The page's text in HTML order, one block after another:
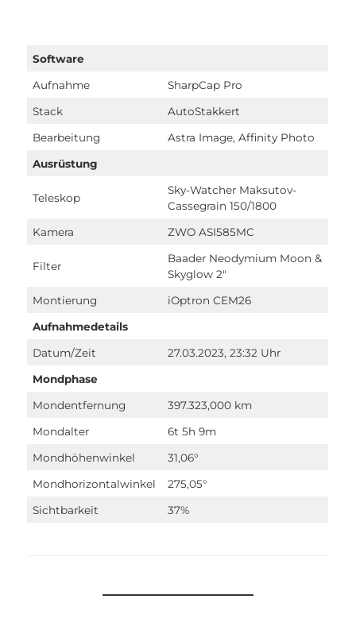
Software
Aufnahme SharpCap Pro
Stack AutoStakkert
Bearbeitung Astra Image, Affinity Photo
Ausrüstung
Teleskop
Sky-Watcher Maksutov-
Cassegrain 150/1800
Kamera ZWO ASI585MC
Filter
Baader Neodymium Moon &
Skyglow 2″
Montierung iOptron CEM26
Aufnahmedetails
Datum/Zeit 27.03.2023, 23:32 Uhr
Mondphase
Mondentfernung 397.323,000 km
Mondalter 6t 5h 9m
Mondhöhenwinkel 31,06°
Mondhorizontalwinkel 275,05°
Sichtbarkeit 37%